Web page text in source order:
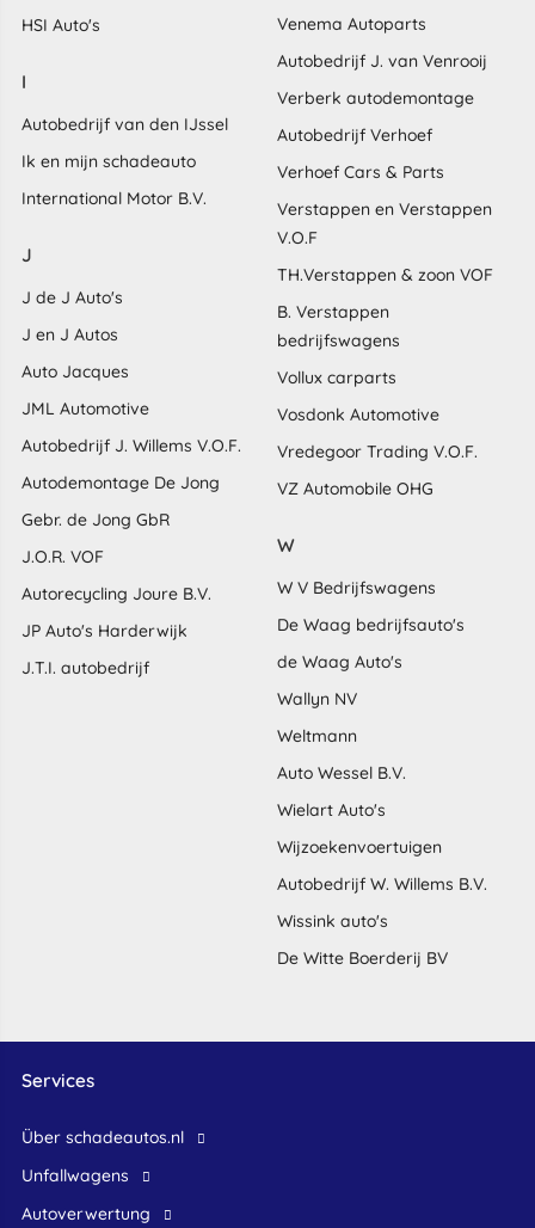
HSI Auto's
I
Autobedrijf van den IJssel
Ik en mijn schadeauto
International Motor B.V.
J
J de J Auto's
J en J Autos
Auto Jacques
JML Automotive
Autobedrijf J. Willems V.O.F.
Autodemontage De Jong
Gebr. de Jong GbR
J.O.R. VOF
Autorecycling Joure B.V.
JP Auto's Harderwijk
J.T.I. autobedrijf
Venema Autoparts
Autobedrijf J. van Venrooij
Verberk autodemontage
Autobedrijf Verhoef
Verhoef Cars & Parts
Verstappen en Verstappen
V.O.F
TH.Verstappen & zoon VOF
B. Verstappen
bedrijfswagens
Vollux carparts
Vosdonk Automotive
Vredegoor Trading V.O.F.
VZ Automobile OHG
W
W V Bedrijfswagens
De Waag bedrijfsauto's
de Waag Auto's
Wallyn NV
Weltmann
Auto Wessel B.V.
Wielart Auto's
Wijzoekenvoertuigen
Autobedrijf W. Willems B.V.
Wissink auto's
De Witte Boerderij BV
Services
Über schadeautos.nl
Unfallwagens
Autoverwertung